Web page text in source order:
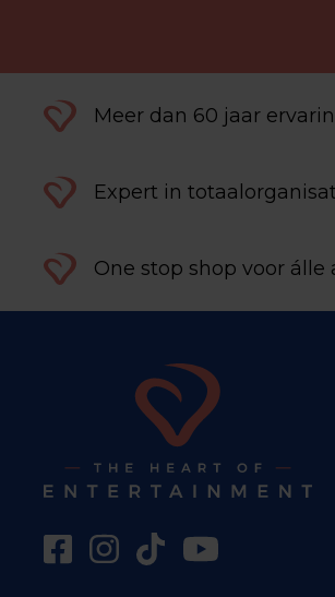
Meer dan 60 jaar
Expert in
One stop shop voor álle